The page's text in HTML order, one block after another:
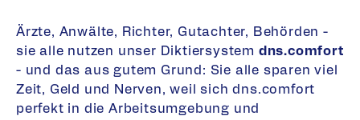
Ärzte, Anwälte, Richter, Gutachter, Behörden -
sie alle nutzen unser Diktiersystem dns.comfort
- und das aus gutem Grund: Sie alle sparen viel
Zeit, Geld und Nerven, weil sich dns.comfort
perfekt in die Arbeitsumgebung und